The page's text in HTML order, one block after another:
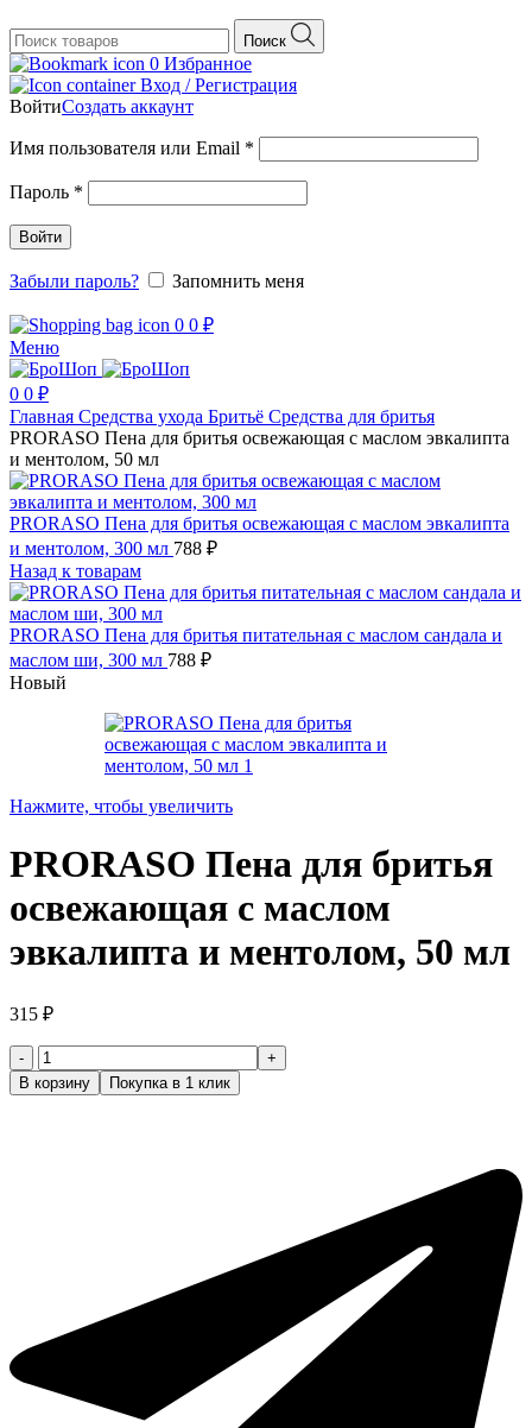
Поиск
0 Избранное
Вход / Регистрация
ВойтиСоздать аккаунт
Имя пользователя или Email *
Пароль *
Войти
Забыли пароль? Запомнить меня
0 0 ₽
Меню
0 0 ₽
Главная Средства ухода Бритьё Средства для бритья
PRORASO Пена для бритья освежающая с маслом эвкалипта
и ментолом, 50 мл
PRORASO Пена для бритья освежающая с маслом эвкалипта
и ментолом, 300 мл 788 ₽
Назад к товарам
PRORASO Пена для бритья питательная с маслом сандала и
маслом ши, 300 мл 788 ₽
Новый
Нажмите, чтобы увеличить
PRORASO Пена для бритья
освежающая с маслом
эвкалипта и ментолом, 50 мл
315 ₽
Количество
товара
PRORASO
мл
В корзину Покупка в 1 клик